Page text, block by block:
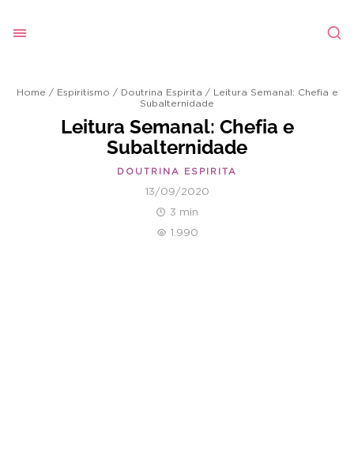
Home / Espiritismo / Doutrina Espirita / Leitura Semanal: Chefia e
Subalternidade
Leitura Semanal: Chefia e
Subalternidade
DOUTRINA ESPIRITA
13/09/2020
3 min
1.990